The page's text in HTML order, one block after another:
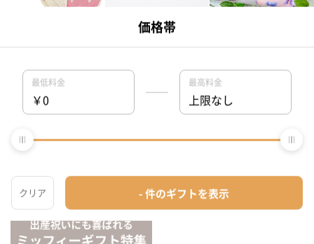
女性に贈る出産祝いプレゼントの人気特集